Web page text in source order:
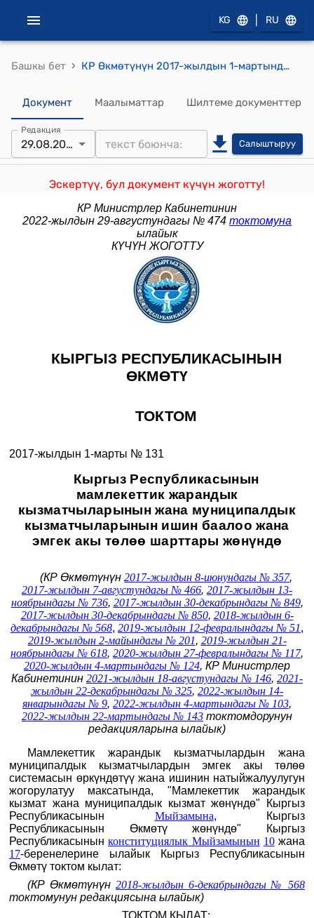
KG RU
Башкы бет › КР Өкмөтүнүн 2017-жылдын 1-мартындагы № 131 "Кыргыз Республикасынын мамлекеттик жарандык кызматчыларынын жана муниципалдык кызматчыларынын ишин баалоо жана эмгек акы төлөө шарттары жөнүндө" токтому
Документ Маалыматтар Шилтеме документтер
Редакция
29.08.2022 Салыштыруу
Эскертүү, бул документ күчүн жоготту!